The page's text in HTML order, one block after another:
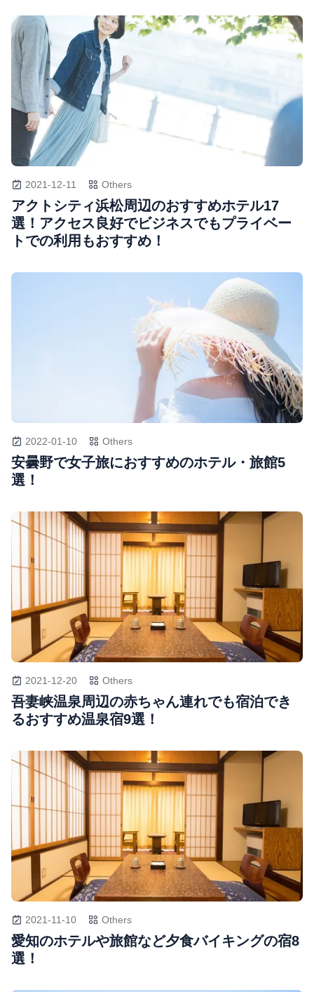
2021-12-11 Others
アクトシティ浜松周辺のおすすめホテル17
選！アクセス良好でビジネスでもプライベー
トでの利用もおすすめ！
2022-01-10 Others
安曇野で女子旅におすすめのホテル・旅館5
選！
2021-12-20 Others
吾妻峡温泉周辺の赤ちゃん連れでも宿泊でき
るおすすめ温泉宿9選！
2021-11-10 Others
愛知のホテルや旅館など夕食バイキングの宿8
選！